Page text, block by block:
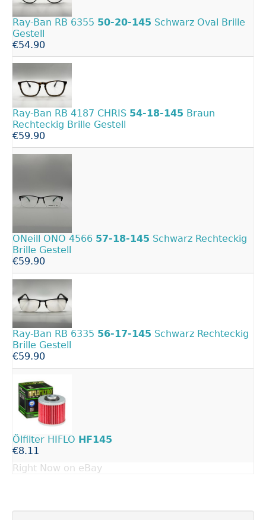
Ray-Ban RB 6355 50-20-145 Schwarz Oval Brille
Gestell
€54.90
Ray-Ban RB 4187 CHRIS 54-18-145 Braun
Rechteckig Brille Gestell
€59.90
ONeill ONO 4566 57-18-145 Schwarz Rechteckig
Brille Gestell
€59.90
Ray-Ban RB 6335 56-17-145 Schwarz Rechteckig
Brille Gestell
€59.90
Ölfilter HIFLO HF145
€8.11
Right Now on eBay